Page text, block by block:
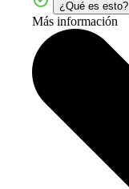
¿Qué es esto?
Más información